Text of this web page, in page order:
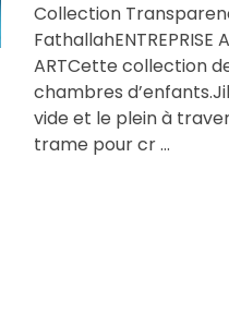
Collection
FathallahENTREPRISE
ARTCette collection
chambres
vide et le plein à
trame pour cr ...